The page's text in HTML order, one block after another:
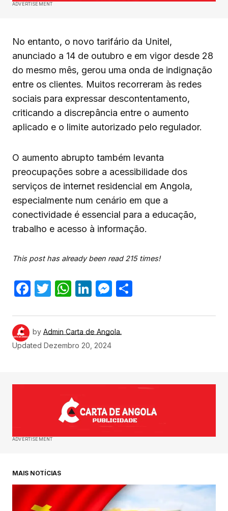
ADVERTISEMENT
No entanto, o novo tarifário da Unitel,
anunciado a 14 de outubro e em vigor desde 28
do mesmo mês, gerou uma onda de indignação
entre os clientes. Muitos recorreram às redes
sociais para expressar descontentamento,
criticando a discrepância entre o aumento
aplicado e o limite autorizado pelo regulador.
O aumento abrupto também levanta
preocupações sobre a acessibilidade dos
serviços de internet residencial em Angola,
especialmente num cenário em que a
conectividade é essencial para a educação,
trabalho e acesso à informação.
This post has already been read 215 times!
Facebook
Twitter
WhatsApp
LinkedIn
Messenger
by Admin Carta de Angola.
Updated Dezembro 20, 2024
ADVERTISEMENT
MAIS NOTÍCIAS